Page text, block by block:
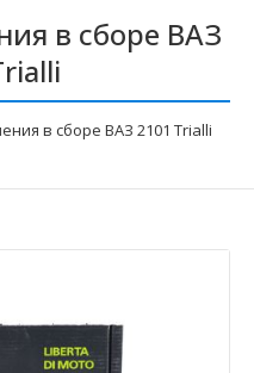
в сборе ВАЗ
в сборе ВАЗ 2101 Trialli